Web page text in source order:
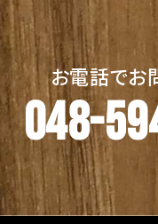
お電話でお
048-